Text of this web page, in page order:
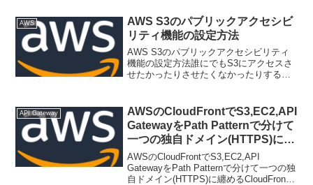
L...
AWS
AWS S3のパブリックアクセシビ
リティ機能の設定方法
AWS S3のパブリックアクセシビリティ
機能の設定方法誰にでもS3にアクセスさ
せたかったりさせたくなかったりする機
るには「このアカウントのパブリックア
クセス設定」をクリ...
API Gateway
AWSのCloudFrontでS3,EC2,API
GatewayをPath Patternで分けて
一つの独自ドメイン(HTTPS)に纏
める
AWSのCloudFrontでS3,EC2,API
GatewayをPath Patternで分けて一つの独
自ドメイン(HTTPS)に纏めるCloudFront